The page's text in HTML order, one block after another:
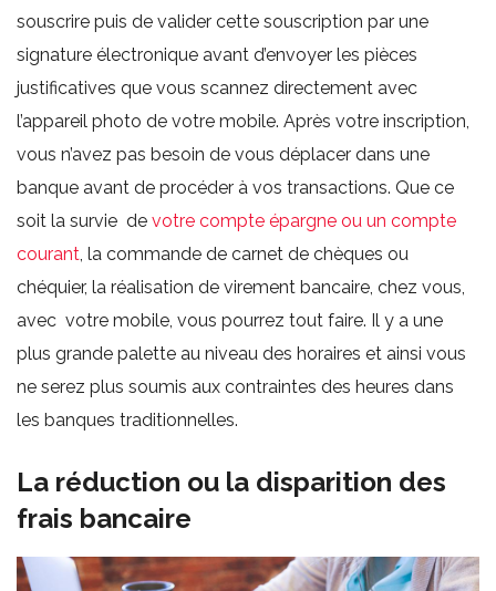
souscrire puis de valider cette souscription par une
signature électronique avant d’envoyer les pièces
justificatives que vous scannez directement avec
l’appareil photo de votre mobile. Après votre inscription,
vous n’avez pas besoin de vous déplacer dans une
banque avant de procéder à vos transactions. Que ce
soit la survie de votre compte épargne ou un compte
courant, la commande de carnet de chèques ou
chéquier, la réalisation de virement bancaire, chez vous,
avec votre mobile, vous pourrez tout faire. Il y a une
plus grande palette au niveau des horaires et ainsi vous
ne serez plus soumis aux contraintes des heures dans
les banques traditionnelles.
La réduction ou la disparition des
frais bancaire